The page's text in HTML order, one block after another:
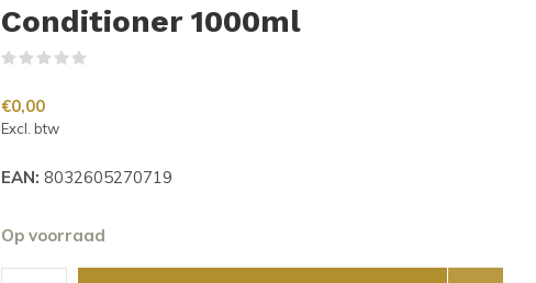
Conditioner 1000ml
€0,00
Excl. btw
EAN: 8032605270719
Op voorraad